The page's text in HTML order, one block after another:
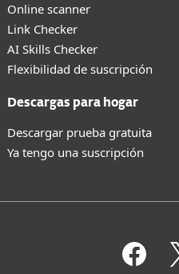
Online scanner
Link Checker
AI Skills Checker
Flexibilidad de suscripción
Descargas para hogar
Descargar prueba gratuita
Ya tengo una suscripción